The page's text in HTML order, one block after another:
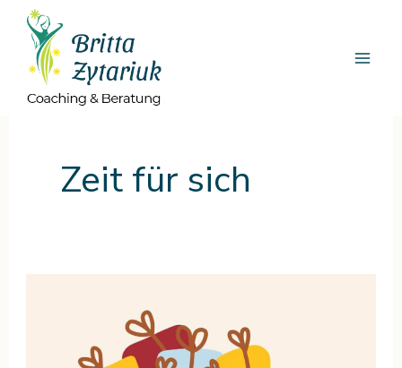
Zum
Inhalt
springen
Zeit für sich